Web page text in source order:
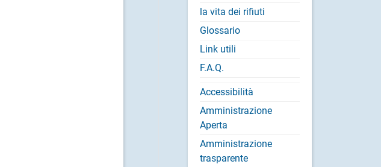
la vita dei rifiuti
Glossario
Link utili
F.A.Q.
Accessibilità
Amministrazione
Aperta
Amministrazione
trasparente